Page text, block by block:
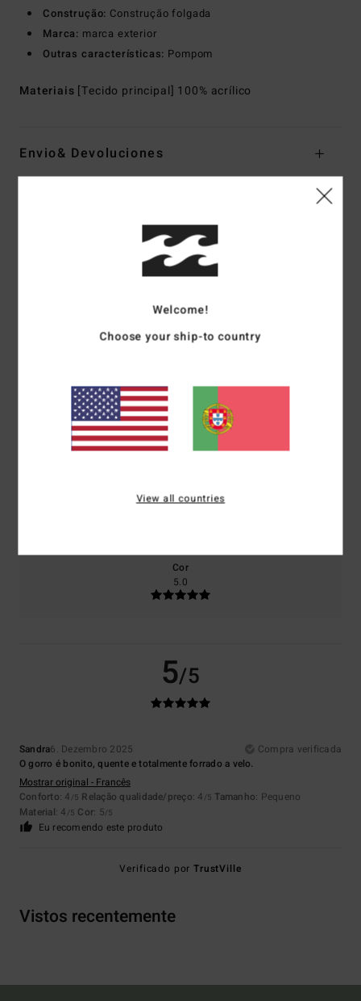
Construção: Construção folgada
Marca: marca exterior
Outras características: Pompom
Materiais [Tecido principal] 100% acrílico
Envio& Devoluciones
Avaliações dos clientes
Pontuação média
5.0
100% dos nossos clientes recomendam este produto
Conforto
4.0
Relação qualidade/preço
Tamanho
Cor
5.0
5/5
Sandra6. Dezembro 2025
Compra verificada
O gorro é bonito, quente e totalmente forrado a velo.
Mostrar original - Francês
Conforto: 4 /5 Relação qualidade/preço: 4 /5 Tamanho: Pequeno
Material: 4 /5 Cor: 5/5
Eu recomendo este produto
Verificado porTrustVille
Vistos recentemente
Welcome!
Choose your ship-to country
View all countries